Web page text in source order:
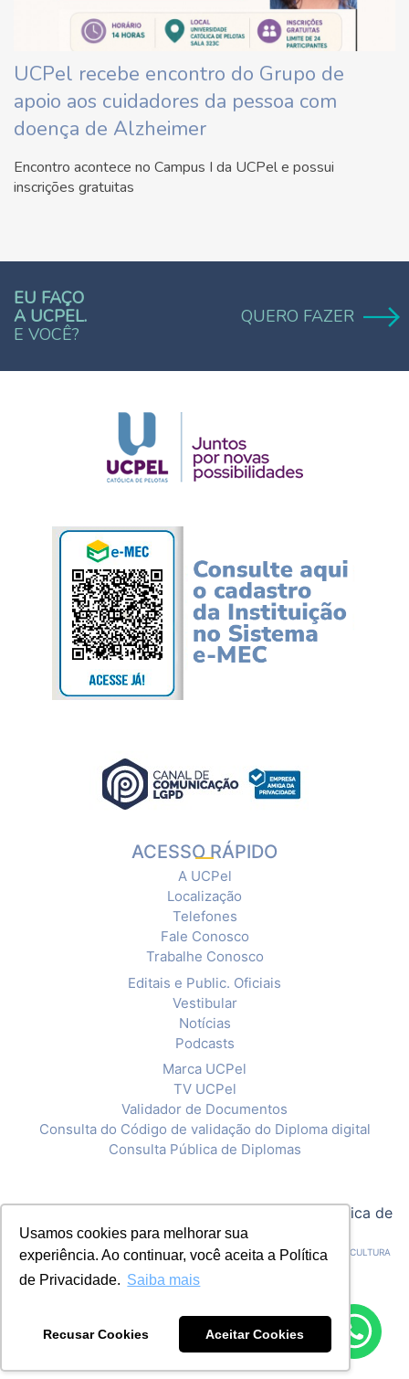
Usamos cookies para melhorar sua
experiência. Ao continuar, você aceita a Política
de Privacidade. Saiba mais
Recusar Cookies Aceitar Cookies
UCPel recebe encontro do Grupo de
apoio aos cuidadores da pessoa com
doença de Alzheimer
Encontro acontece no Campus I da UCPel e possui
inscrições gratuitas
EU FAÇO
A UCPEL.
E VOCÊ?
QUERO FAZER
ACESSO RÁPIDO
A UCPel
Localização
Telefones
Fale Conosco
Trabalhe Conosco
Editais e Public. Oficiais
Vestibular
Notícias
Podcasts
Marca UCPel
TV UCPel
Validador de Documentos
Consulta do Código de validação do Diploma digital
Consulta Pública de Diplomas
Política de
Privacidade
CNPJ: 92.238.914/0001-03 - ASSOCIAÇÃO PELOTENSE DE ASSISTÊNCIA E CULTURA